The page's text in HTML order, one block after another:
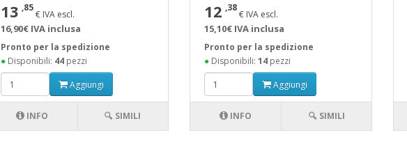
13 ,85
€ IVA escl.
16,90€ IVA inclusa
Pronto per la spedizione
●Disponibili: 44pezzi
Aggiungi
INFO 🔍 SIMILI
12 ,38
€ IVA escl.
15,10€ IVA inclusa
Pronto per la spedizione
●Disponibili: 14pezzi
Aggiungi
INFO 🔍 SIMILI